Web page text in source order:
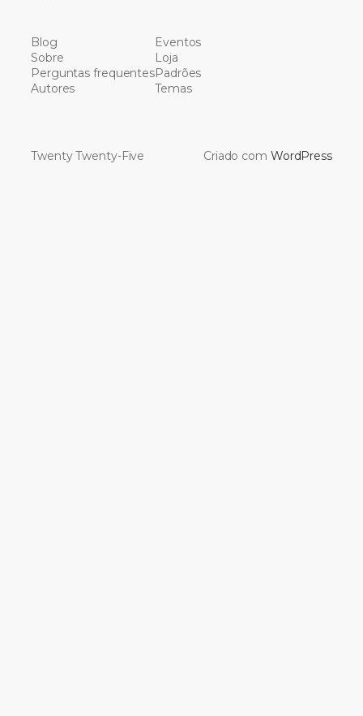
Blog
Sobre
Perguntas frequentes
Autores
Eventos
Loja
Padrões
Temas
Twenty Twenty-Five Criado com WordPress